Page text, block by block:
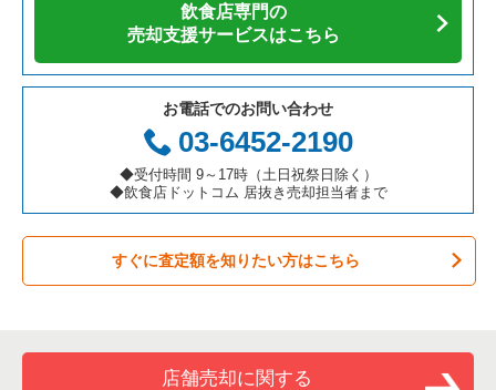
カフェの居抜き売却物件の案件一覧
テイクアウトの居抜き売却物件の案件一覧
お弁当・惣菜・デリの居抜き売却物件の案件一覧
カラオケ・パブ・スナックの居抜き売却物件の案件一覧
バーの居抜き売却物件の案件一覧
居酒屋・ダイニングバーの居抜き売却物件の案件一覧
愛知県の飲食店の居抜き売却物件の案件一覧
岐阜県の飲食店の居抜き売却物件の案件一覧
三重県の飲食店の居抜き売却物件の案件一覧
伊丹市の飲食店の居抜き売却物件の案件一覧
神戸市兵庫区の飲食店の居抜き売却物件の案件一覧
神戸市東灘区の飲食店の居抜き売却物件の案件一覧
明石市の飲食店の居抜き売却物件の案件一覧
神戸市長田区の飲食店の居抜き売却物件の案件一覧
神戸市垂水区の飲食店の居抜き売却物件の案件一覧
兵庫県の焼肉の居抜き売却物件の案件一覧
兵庫県の鉄板焼き・お好み焼の居抜き売却物件の案件一覧
兵庫県のアジア料理の居抜き売却物件の案件一覧
兵庫県のカフェの居抜き売却物件の案件一覧
兵庫県のテイクアウトの居抜き売却物件の案件一覧
兵庫県のお弁当・惣菜・デリの居抜き売却物件の案件一覧
兵庫県のバーの居抜き売却物件の案件一覧
飲食店専門の
売却支援サービスはこちら
お電話でのお問い合わせ
03-6452-2190
◆受付時間 9～17時（土日祝祭日除く）
◆飲食店ドットコム 居抜き売却担当者まで
すぐに査定額を知りたい方はこちら
店舗売却に関する